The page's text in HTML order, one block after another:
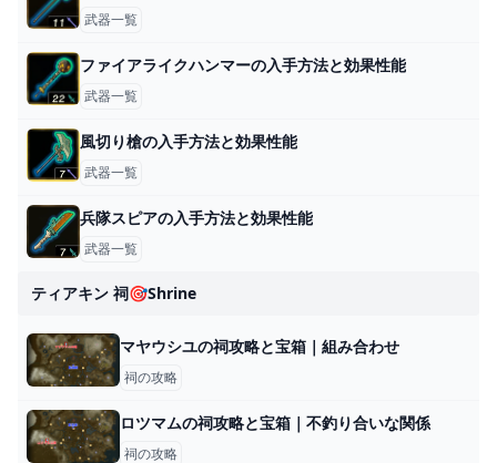
武器一覧
ファイアライクハンマーの入手方法と効果性能
武器一覧
風切り槍の入手方法と効果性能
武器一覧
兵隊スピアの入手方法と効果性能
武器一覧
ティアキン 祠🎯shrine
マヤウシユの祠攻略と宝箱｜組み合わせ
祠の攻略
ロツマムの祠攻略と宝箱｜不釣り合いな関係
祠の攻略